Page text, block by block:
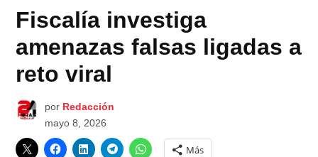
Fiscalía investiga
amenazas falsas ligadas a
reto viral
por Redacción
mayo 8, 2026
Más